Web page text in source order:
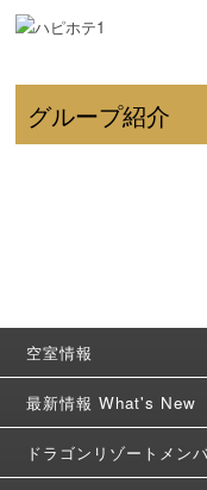
グループ紹介
空室情報
最新情報 What's New
ドラゴンリゾートメン